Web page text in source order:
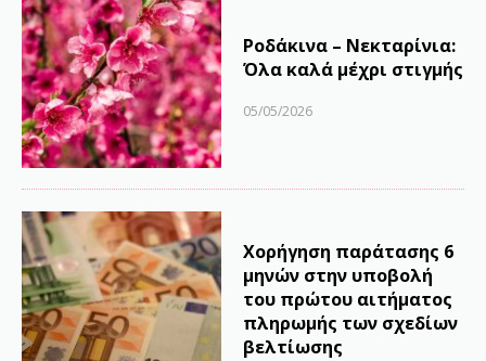
Ροδάκινα – Νεκταρίνια:
Όλα καλά μέχρι στιγμής
05/05/2026
Χορήγηση παράτασης 6
μηνών στην υποβολή
του πρώτου αιτήματος
πληρωμής των σχεδίων
βελτίωσης